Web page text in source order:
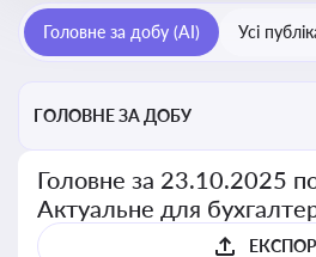
підприємств
Головне за добу (AI) Усі
ГОЛОВНЕ ЗА ДОБУ
Головне за 23.10.2025
Актуальне для